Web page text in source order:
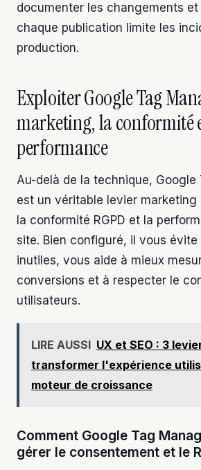
documenter les changements
chaque publication limite les
production.
Exploiter Google Tag
marketing, la conformité
performance
Au-delà de la technique, Google
est un véritable levier marketing
la conformité RGPD et la
site. Bien configuré, il vous
inutiles, vous aide à mieux
conversions et à respecter le
utilisateurs.
LIRE AUSSI UX et SEO : 3
transformer l'expérience
moteur de croissance
Comment Google Tag
gérer le consentement et le